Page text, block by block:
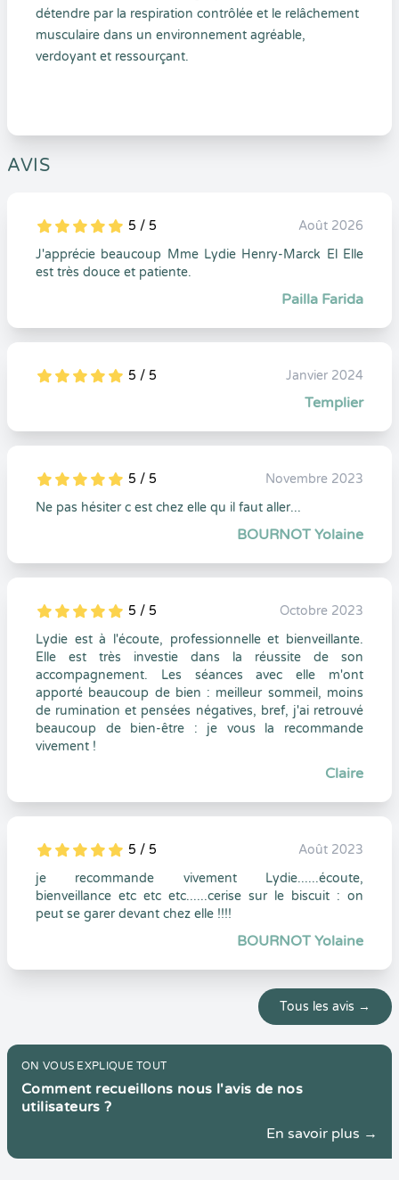
détendre par la respiration contrôlée et le relâchement
musculaire dans un environnement agréable,
verdoyant et ressourçant.
AVIS
5
1
5
0 5 / 5
Août 2026
J'apprécie beaucoup Mme Lydie Henry-Marck El Elle
est très douce et patiente.
Pailla Farida
5
1
5
0 5 / 5 Janvier 2024
Templier
5
1
5
0 5 / 5
Novembre 2023
Ne pas hésiter c est chez elle qu il faut aller...
BOURNOT Yolaine
5
1
5
0 5 / 5
Octobre 2023
Lydie est à l'écoute, professionnelle et bienveillante.
Elle est très investie dans la réussite de son
accompagnement. Les séances avec elle m'ont
apporté beaucoup de bien : meilleur sommeil, moins
de rumination et pensées négatives, bref, j'ai retrouvé
beaucoup de bien-être : je vous la recommande
vivement !
Claire
5
1
5
0 5 / 5
Août 2023
je recommande vivement Lydie......écoute,
bienveillance etc etc etc......cerise sur le biscuit : on
peut se garer devant chez elle !!!!
BOURNOT Yolaine
Tous les avis →
ON VOUS EXPLIQUE TOUT
Comment recueillons nous l'avis de nos
utilisateurs ?
En savoir plus →